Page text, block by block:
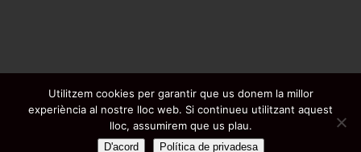
@2021. Ajuntament de La Pobla de Lillet -
Legal advice-Data protection
Web design:Infoactivat't
Utilitzem cookies per garantir que us donem la millor
experiència al nostre lloc web. Si continueu utilitzant aquest
lloc, assumirem que us plau.
D'acord Política de privadesa